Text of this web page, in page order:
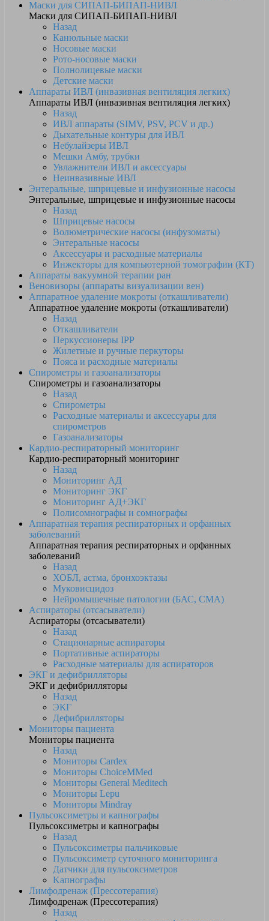
Маски для СИПАП-БИПАП-НИВЛ
Маски для СИПАП-БИПАП-НИВЛ
Назад
Канюльные маски
Носовые маски
Рото-носовые маски
Полнолицевые маски
Детские маски
Аппараты ИВЛ (инвазивная вентиляция легких)
Аппараты ИВЛ (инвазивная вентиляция легких)
Назад
ИВЛ аппараты (SIMV, PSV, PCV и др.)
Дыхательные контуры для ИВЛ
Небулайзеры ИВЛ
Мешки Амбу, трубки
Увлажнители ИВЛ и аксессуары
Неинвазивные ИВЛ
Энтеральные, шприцевые и инфузионные насосы
Энтеральные, шприцевые и инфузионные насосы
Назад
Шприцевые насосы
Волюметрические насосы (инфузоматы)
Энтеральные насосы
Аксессуары и расходные материалы
Инжекторы для компьютерной томографии (КТ)
Аппараты вакуумной терапии ран
Веновизоры (аппараты визуализации вен)
Аппаратное удаление мокроты (откашливатели)
Аппаратное удаление мокроты (откашливатели)
Назад
Откашливатели
Перкуссионеры IPP
Жилетные и ручные перкуторы
Пояса и расходные материалы
Спирометры и газоанализаторы
Спирометры и газоанализаторы
Назад
Спирометры
Расходные материалы и аксессуары для
спирометров
Газоанализаторы
Кардио-респираторный мониторинг
Кардио-респираторный мониторинг
Назад
Мониторинг АД
Мониторинг ЭКГ
Мониторинг АД+ЭКГ
Полисомнографы и сомнографы
Аппаратная терапия респираторных и орфанных
заболеваний
Аппаратная терапия респираторных и орфанных
заболеваний
Назад
ХОБЛ, астма, бронхоэктазы
Муковисцидоз
Нейромышечные патологии (БАС, СМА)
Аспираторы (отсасыватели)
Аспираторы (отсасыватели)
Назад
Стационарные аспираторы
Портативные аспираторы
Расходные материалы для аспираторов
ЭКГ и дефибрилляторы
ЭКГ и дефибрилляторы
Назад
ЭКГ
Дефибрилляторы
Мониторы пациента
Мониторы пациента
Назад
Мониторы Cardex
Мониторы ChoiceMMed
Мониторы General Meditech
Мониторы Lepu
Мониторы Mindray
Пульсоксиметры и капнографы
Пульсоксиметры и капнографы
Назад
Пульсоксиметры пальчиковые
Пульсоксиметр суточного мониторинга
Датчики для пульсоксиметров
Kапнографы
Лимфодренаж (Прессотерапия)
Лимфодренаж (Прессотерапия)
Назад